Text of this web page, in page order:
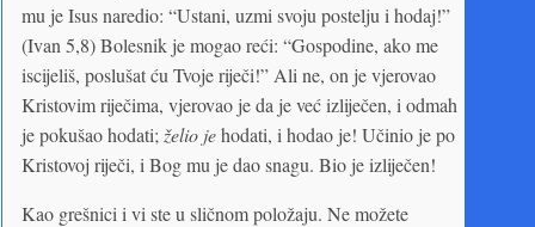
mu je Isus naredio: “Ustani, uzmi svoju postelju i hodaj!”
(Ivan 5,8) Bolesnik je mogao reći: “Gospodine, ako me
iscijeliš, poslušat ću Tvoje riječi!” Ali ne, on je vjerovao
Kristovim riječima, vjerovao je da je već izliječen, i odmah
je pokušao hodati; želio jehodati, i hodao je! Učinio je po
Kristovoj riječi, i Bog mu je dao snagu. Bio je izliječen!
Kao grešnici i vi ste u sličnom položaju. Ne možete